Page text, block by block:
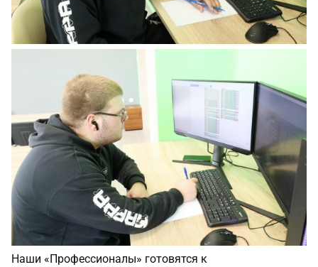
Наши «Профессионалы» готовятся к